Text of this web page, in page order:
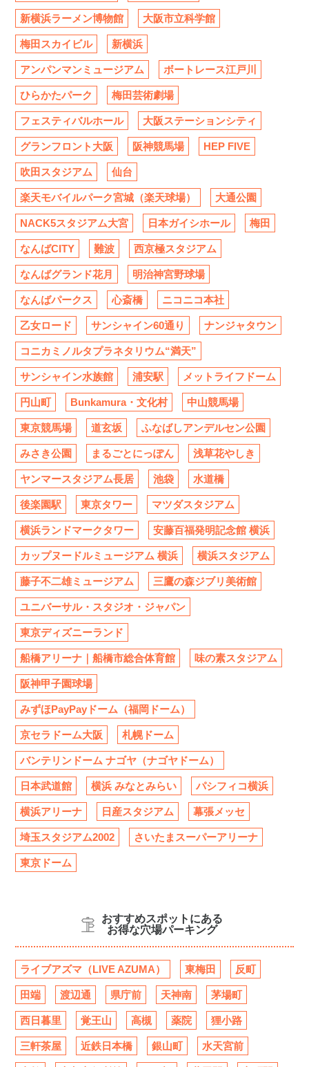
新横浜ラーメン博物館 大阪市立科学館
梅田スカイビル 新横浜
アンパンマンミュージアム ボートレース江戸川
ひらかたパーク 梅田芸術劇場
フェスティバルホール 大阪ステーションシティ
グランフロント大阪 阪神競馬場 HEP FIVE
吹田スタジアム 仙台
楽天モバイルパーク宮城（楽天球場） 大通公園
NACK5スタジアム大宮 日本ガイシホール 梅田
なんばCITY 難波 西京極スタジアム
なんばグランド花月 明治神宮野球場
なんばパークス 心斎橋 ニコニコ本社
乙女ロード サンシャイン60通り ナンジャタウン
コニカミノルタプラネタリウム“満天”
サンシャイン水族館 浦安駅 メットライフドーム
円山町 Bunkamura・文化村 中山競馬場
東京競馬場 道玄坂 ふなばしアンデルセン公園
みさき公園 まるごとにっぽん 浅草花やしき
ヤンマースタジアム長居 池袋 水道橋
後楽園駅 東京タワー マツダスタジアム
横浜ランドマークタワー 安藤百福発明記念館 横浜
カップヌードルミュージアム 横浜 横浜スタジアム
藤子不二雄ミュージアム 三鷹の森ジブリ美術館
ユニバーサル・スタジオ・ジャパン
東京ディズニーランド
船橋アリーナ｜船橋市総合体育館 味の素スタジアム
阪神甲子園球場
みずほPayPayドーム（福岡ドーム）
京セラドーム大阪 札幌ドーム
バンテリンドーム ナゴヤ（ナゴヤドーム）
日本武道館 横浜 みなとみらい パシフィコ横浜
横浜アリーナ 日産スタジアム 幕張メッセ
埼玉スタジアム2002 さいたまスーパーアリーナ
東京ドーム
おすすめスポットにある
お得な穴場パーキング
ライブアズマ（LIVE AZUMA） 東梅田 反町
田端 渡辺通 県庁前 天神南 茅場町
西日暮里 覚王山 高槻 薬院 狸小路
三軒茶屋 近鉄日本橋 銀山町 水天宮前